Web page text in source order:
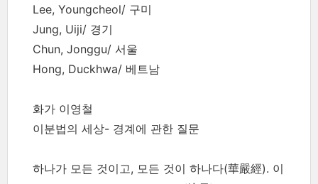
Lee, Youngcheol/ 구미
Jung, Uiji/ 경기
Chun, Jonggu/ 서울
Hong, Duckhwa/ 베트남
화가 이영철
이분법의 세상- 경계에 관한 질문
하나가 모든 것이고, 모든 것이 하나다(華嚴經). 이